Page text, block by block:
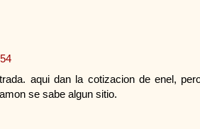
aqui dan la cotizacion de enel,
se sabe algun sitio.